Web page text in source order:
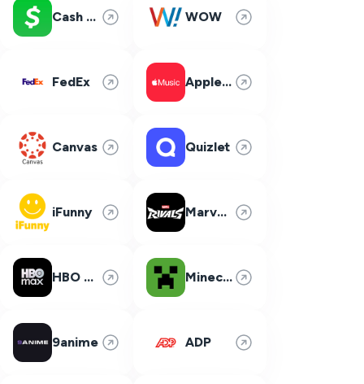
Cash App WOW
FedEx Apple Music
Canvas Quizlet
iFunny Marvel Rivals
HBO Max Minecraft
9anime ADP